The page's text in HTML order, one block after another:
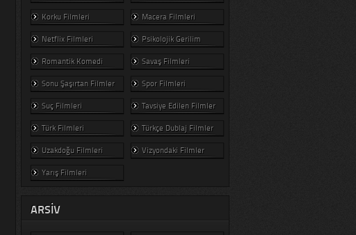
Korku Filmleri Macera Filmleri
Netflix Filmleri Psikolojik Gerilim
Romantik Komedi Savaş Filmleri
Sonu Şaşırtan Filmler Spor Filmleri
Suç Filmleri Tavsiye Edilen Filmler
Türk Filmleri Türkçe Dublaj Filmler
Uzakdoğu Filmleri Vizyondaki Filmler
Yarış Filmleri
ARSIV